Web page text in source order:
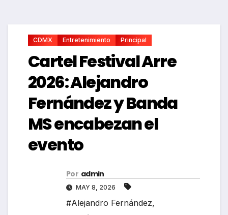
CDMX Entretenimiento Principal
Cartel Festival Arre
2026: Alejandro
Fernández y Banda
MS encabezan el
evento
Por admin
MAY 8, 2026
#Alejandro Fernández,